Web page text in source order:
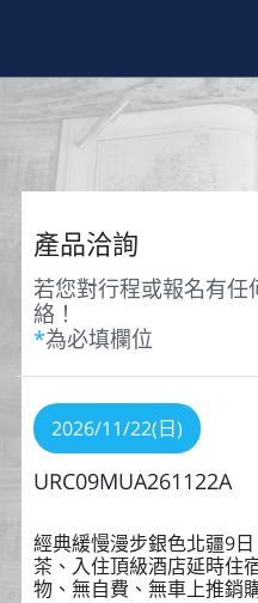
產品洽詢
若您對行程或報名有
絡！
*為必填欄位
2026/11/22(日)
URC09MUA261122A
經典緩慢漫步銀色北疆9
茶、入住頂級酒店延時住
物、無自費、無車上推銷